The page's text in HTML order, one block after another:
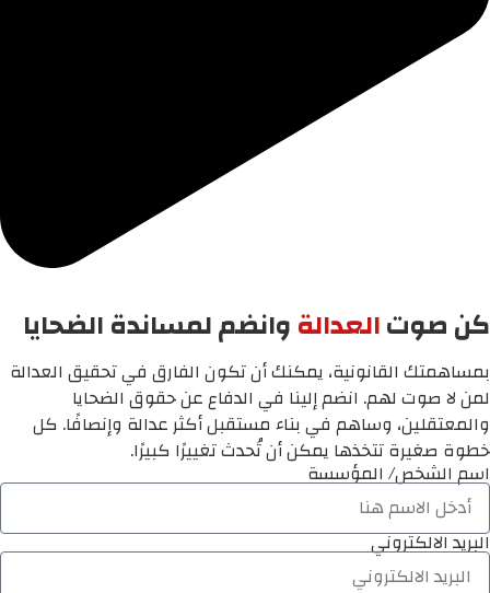
كن صوتالعدالةوانضم لمساندة الضحايا
بمساهمتك القانونية، يمكنك أن تكون الفارق في تحقيق العدالة
لمن لا صوت لهم. انضم إلينا في الدفاع عن حقوق الضحايا
والمعتقلين، وساهم في بناء مستقبل أكثر عدالة وإنصافًا. كل
خطوة صغيرة تتخذها يمكن أن تُحدث تغييرًا كبيرًا.
اسم الشخص/ المؤسسة
البريد الالكتروني